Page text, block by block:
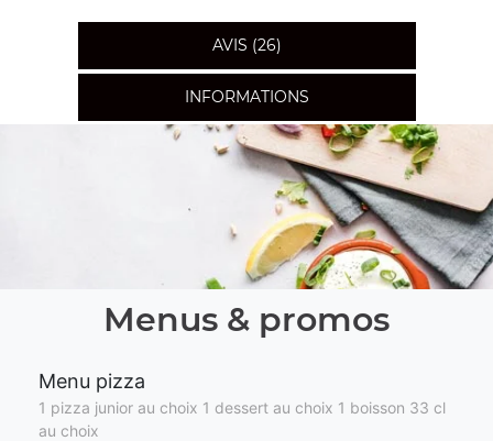
AVIS (26)
INFORMATIONS
Menus & promos
Menu pizza
1 pizza junior au choix 1 dessert au choix 1 boisson 33 cl
au choix